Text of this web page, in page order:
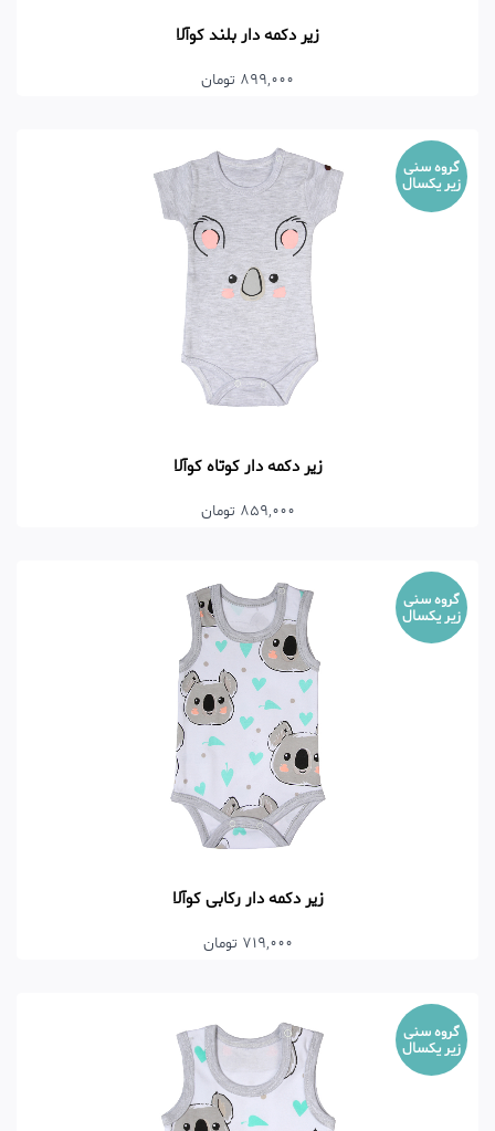
زیر دکمه دار بلند کوآلا
899,000 تومان
گروه سنی
زیر یکسال
زیر دکمه دار کوتاه کوآلا
859,000 تومان
گروه سنی
زیر یکسال
زیر دکمه دار رکابی کوآلا
719,000 تومان
گروه سنی
زیر یکسال